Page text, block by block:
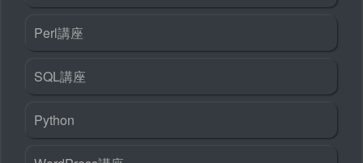
Perl講座
SQL講座
Python